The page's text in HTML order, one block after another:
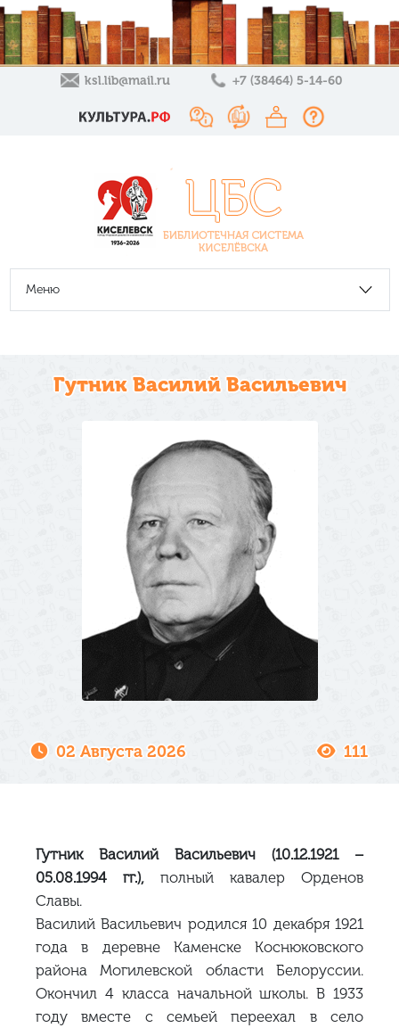
ksl.lib@mail.ru +7 (38464) 5-14-60
Меню
Гутник Василий Васильевич
02 Августа 2026 111
Гутник Василий Васильевич (10.12.1921 –
05.08.1994 гг.), полный кавалер Орденов
Славы.
Василий Васильевич родился 10 декабря 1921
года в деревне Каменске Коснюковского
района Могилевской области Белоруссии.
Окончил 4 класса начальной школы. В 1933
году вместе с семьей переехал в село